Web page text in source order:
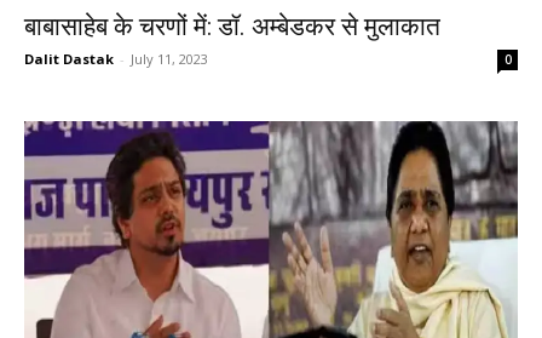
बाबासाहेब के चरणों में: डॉ. अम्बेडकर से मुलाकात
Dalit Dastak - July 11, 2023 0